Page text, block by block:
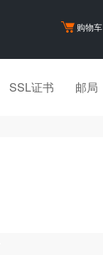
购物车
SSL证书 邮局